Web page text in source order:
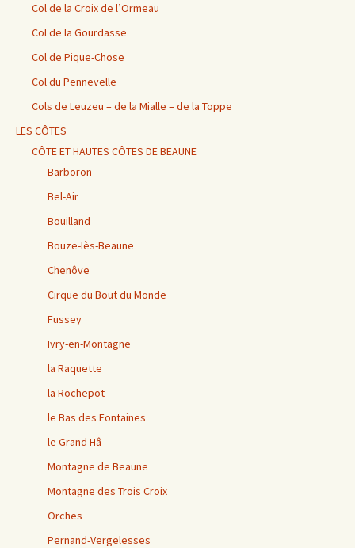
Col de la Croix de l’Ormeau
Col de la Gourdasse
Col de Pique-Chose
Col du Pennevelle
Cols de Leuzeu – de la Mialle – de la Toppe
LES CÔTES
CÔTE ET HAUTES CÔTES DE BEAUNE
Barboron
Bel-Air
Bouilland
Bouze-lès-Beaune
Chenôve
Cirque du Bout du Monde
Fussey
Ivry-en-Montagne
la Raquette
la Rochepot
le Bas des Fontaines
le Grand Hâ
Montagne de Beaune
Montagne des Trois Croix
Orches
Pernand-Vergelesses